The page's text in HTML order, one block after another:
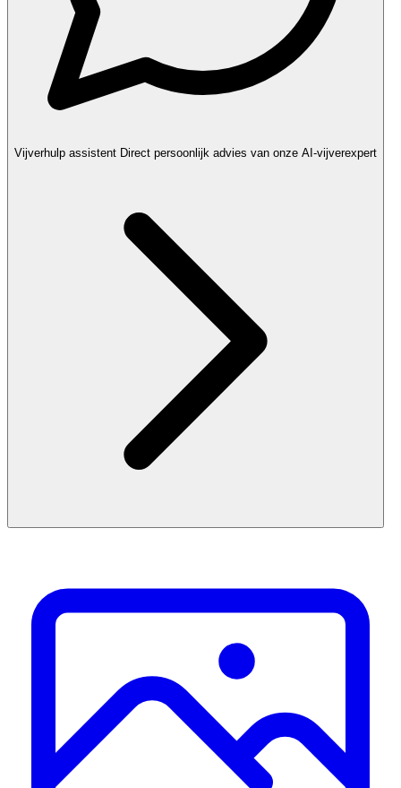
Vijverhulp assistent Direct persoonlijk advies van onze AI-vijverexpert